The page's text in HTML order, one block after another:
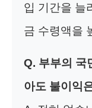
입 기간을 늘
금 수령액을
Q. 부부의 국
아도 불이익